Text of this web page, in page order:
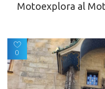
Motoexplora al
0